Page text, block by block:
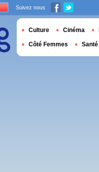
Suivez nous
Culture Cinéma
Côté Femmes Santé